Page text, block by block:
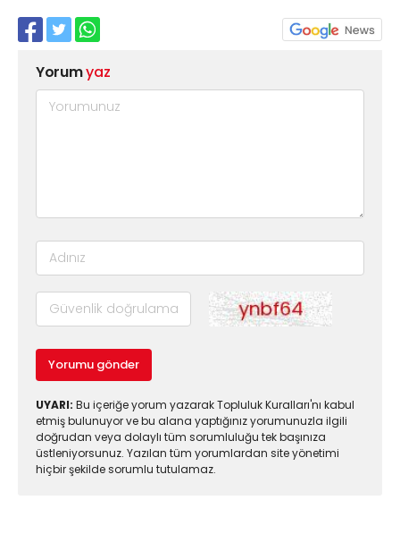
Yorumyaz
Yorumu gönder
UYARI: Bu içeriğe yorum yazarak Topluluk Kuralları'nı kabul
etmiş bulunuyor ve bu alana yaptığınız yorumunuzla ilgili
doğrudan veya dolaylı tüm sorumluluğu tek başınıza
üstleniyorsunuz. Yazılan tüm yorumlardan site yönetimi
hiçbir şekilde sorumlu tutulamaz.